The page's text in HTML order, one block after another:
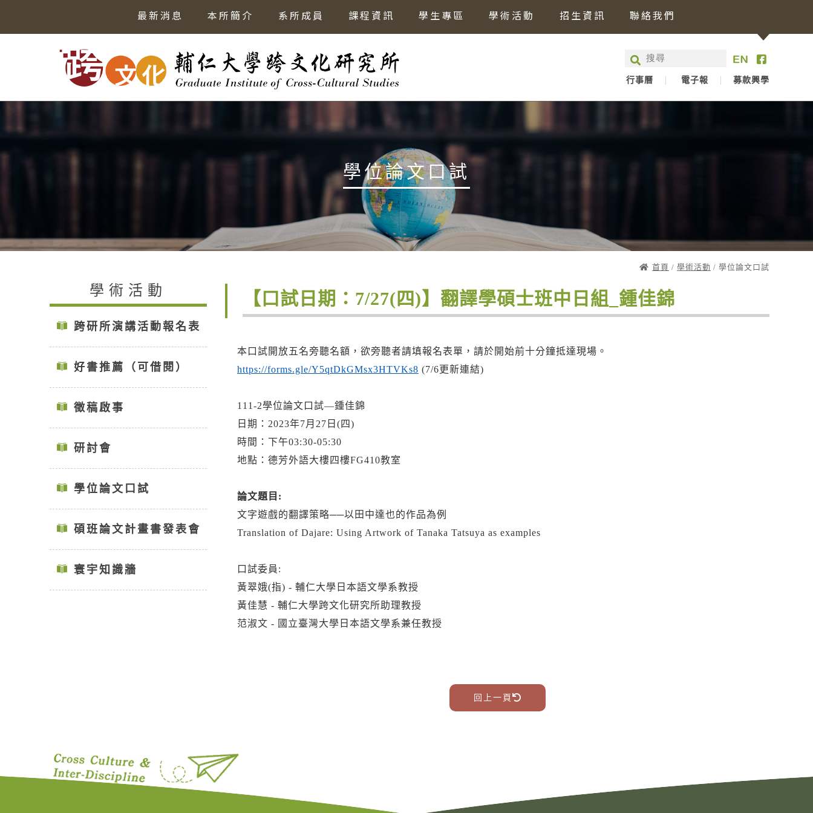
最新消息 本所簡介 系所成員 課程資訊 學生專區 學術活動 招生資訊 聯絡我們
行事曆 電子報 募款興學
學位論文口試
首頁 / 學術活動 / 學位論文口試
學術活動
跨研所演講活動報名表
好書推薦（可借閱）
徵稿啟事
研討會
學位論文口試
碩班論文計畫書發表會
寰宇知識牆
【口試日期：7/27(四)】翻譯學碩士班中日組_鍾佳錦
本口試開放五名旁聽名額，欲旁聽者請填報名表單，請於開始前十分鐘抵達現場。
https://forms.gle/Y5qtDkGMsx3HTVKs8 (7/6更新連結)
111-2學位論文口試—鍾佳錦
日期：2023年7月27日(四)
時間：下午03:30-05:30
地點：德芳外語大樓四樓FG410教室
論文題目:
文字遊戲的翻譯策略──以田中達也的作品為例
Translation of Dajare: Using Artwork of Tanaka Tatsuya as examples
口試委員:
黃翠娥(指) - 輔仁大學日本語文學系教授
黃佳慧 - 輔仁大學跨文化研究所助理教授
范淑文 - 國立臺灣大學日本語文學系兼任教授
回上一頁